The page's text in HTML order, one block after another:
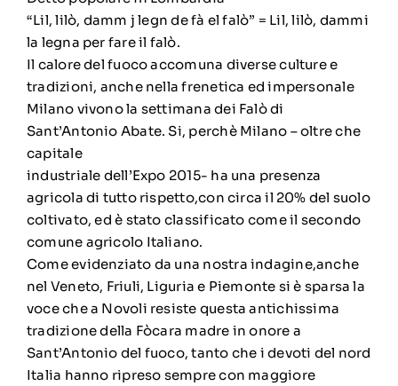
“Lil, lilò, damm j legn de fà el falò” = Lil, lilò, dammi
la legna per fare il falò.
Il calore del fuoco accomuna diverse culture e
tradizioni, anche nella frenetica ed impersonale
Milano vivono la settimana dei Falò di
Sant’Antonio Abate. Si, perchè Milano – oltre che
capitale
industriale dell’Expo 2015- ha una presenza
agricola di tutto rispetto,con circa il 20% del suolo
coltivato, ed è stato classificato come il secondo
comune agricolo Italiano.
Come evidenziato da una nostra indagine,anche
nel Veneto, Friuli, Liguria e Piemonte si è sparsa la
voce che a Novoli resiste questa antichissima
tradizione della Fòcara madre in onore a
Sant’Antonio del fuoco, tanto che i devoti del nord
Italia hanno ripreso sempre con maggiore